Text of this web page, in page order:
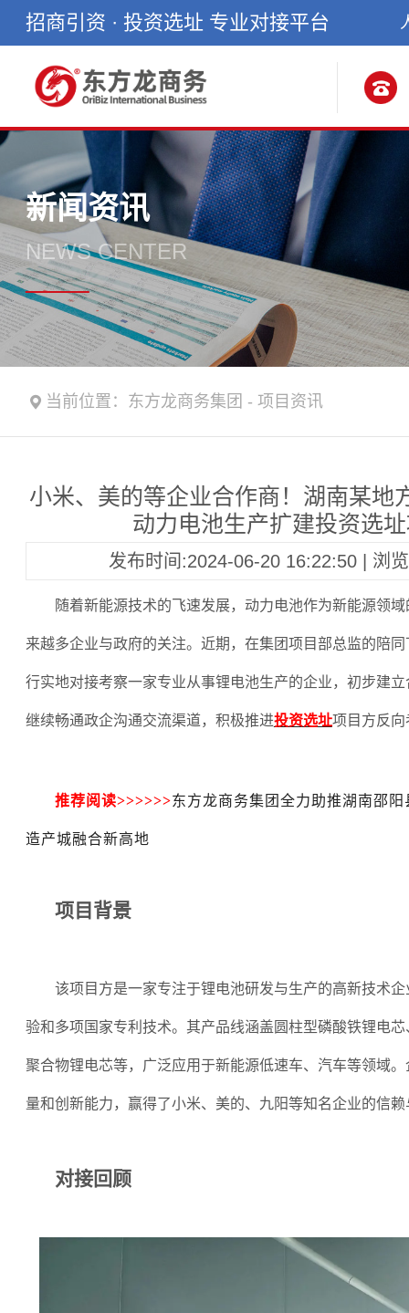
招商引资 · 投资选址 专业对接平台
新闻资讯
NEWS CENTER
当前位置： 东方龙商务集团 - 项目资讯
小米、美的等企业合作商！湖南某地
动力电池生产扩建投资选
发布时间:2024-06-20 16:22:50 | 浏
随着新能源技术的飞速发展，动力电池作为新能源领域
来越多企业与政府的关注。近期，在集团项目部总监的陪
行实地对接考察一家专业从事锂电池生产的企业，初步建
继续畅通政企沟通交流渠道，积极推进投资选址项目方反
推荐阅读>>>>>>东方龙商务集团全力助推湖南邵
造产城融合新高地
项目背景
该项目方是一家专注于锂电池研发与生产的高新技术企
验和多项国家专利技术。其产品线涵盖圆柱型磷酸铁锂电
聚合物锂电芯等，广泛应用于新能源低速车、汽车等领域
量和创新能力，赢得了小米、美的、九阳等知名企业的信赖
对接回顾